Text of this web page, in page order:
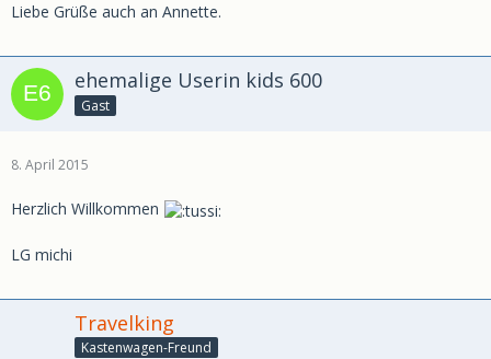
Liebe Grüße auch an Annette.
ehemalige Userin kids 600
Gast
8. April 2015
Herzlich Willkommen
LG michi
Travelking
Kastenwagen-Freund